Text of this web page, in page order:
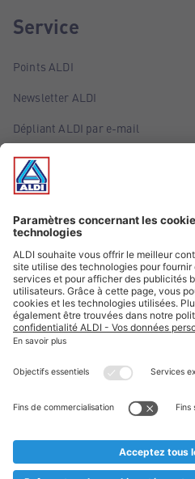
Service
Points ALDI
Newsletter ALDI
Dépliant ALDI par e-mail
Offres
Infos essentielles
Suivez ALDI
Textes marqués d'un astérisque
* Nous vendons ces articles
au cas où, malgré le planning bien
prématurément en rupture de
** Sur ce site, l’utilisation de la